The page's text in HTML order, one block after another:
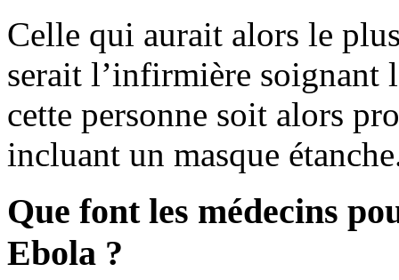
Celle qui aurait alors le
serait l’infirmière soignant
cette personne soit alors
incluant un masque
Que font les médecins
Ebola ?